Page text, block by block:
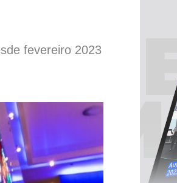
fevereiro 2023